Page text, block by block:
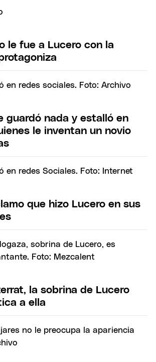
le fue a Lucero con la
guardó nada y estalló en
le inventan un novio
que hizo Lucero en sus
la sobrina de Lucero
a ella